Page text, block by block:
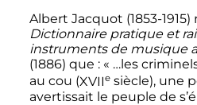
Albert Jacquot (1853-
Dictionnaire pratique et
instruments de musique
(1886) que : « …les
au cou (XVIIe siècle), une
avertissait le peuple de